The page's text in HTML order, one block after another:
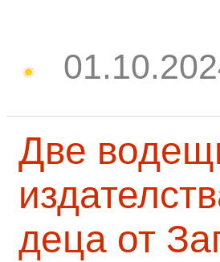
Две
деца от